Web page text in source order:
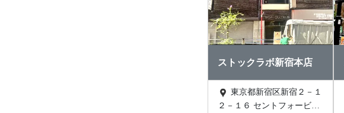
ストックラボ新宿本店
２－１６ セントフォービル